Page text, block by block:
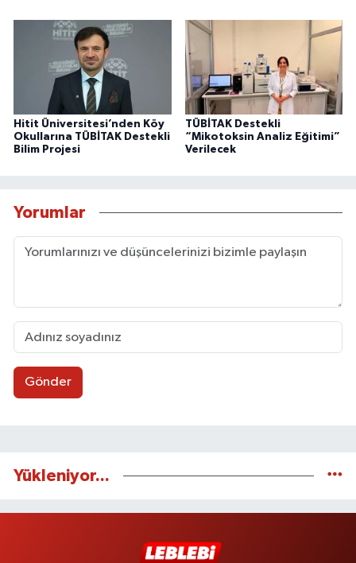
Hitit Üniversitesi’nden Köy
Okullarına TÜBİTAK Destekli
Bilim Projesi
TÜBİTAK Destekli
“Mikotoksin Analiz Eğitimi”
Verilecek
Yorumlar
Gönder
Yükleniyor...